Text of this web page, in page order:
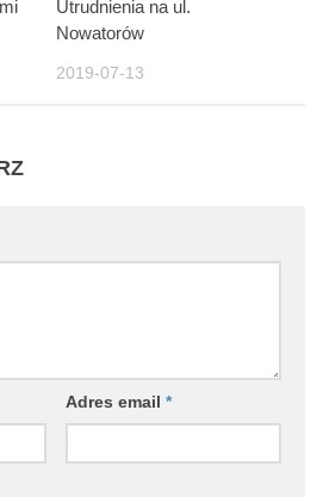
Utrudnienia na ul.
Nowatorów
2019-07-13
Adres email *